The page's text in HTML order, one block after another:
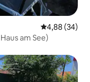
4,88 (34)
am See)